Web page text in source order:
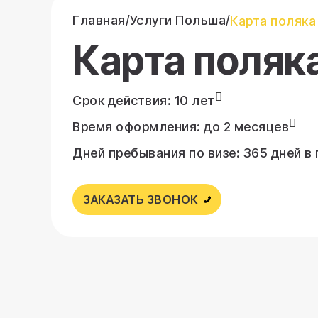
Главная/Услуги Польша/Карта поляка
Карта
Срок действия: 10 лет
Время оформления: до 2 месяцев
Дней пребывания по визе: 365 дней в
ЗАКАЗАТЬ ЗВОНОК